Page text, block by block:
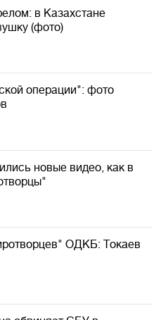
в Казахстане
(фото)
операции": фото
новые видео, как в
ОДКБ: Токаев